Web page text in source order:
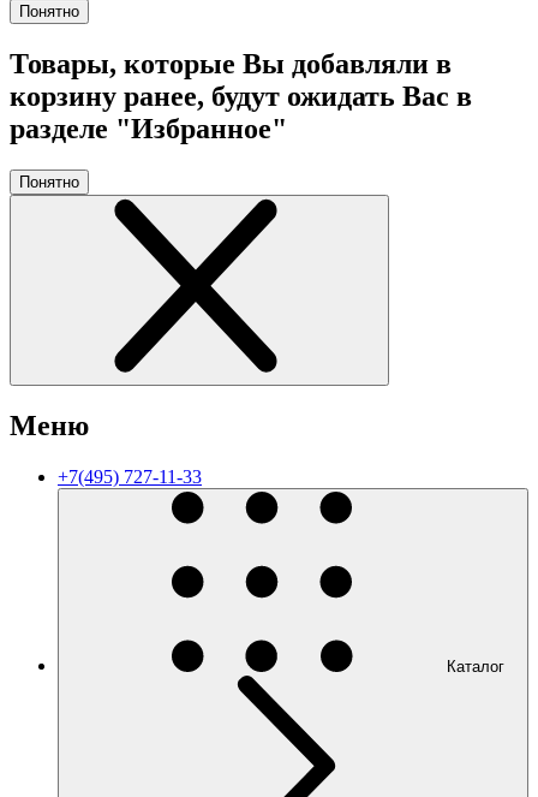
Понятно
Товары, которые Вы добавляли в
корзину ранее, будут ожидать Вас в
разделе "Избранное"
Понятно
Меню
+7(495) 727-11-33
Каталог